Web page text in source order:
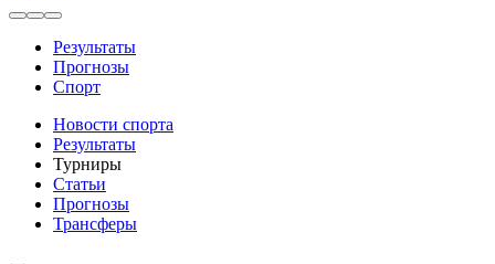
Результаты
Прогнозы
Спорт
Новости спорта
Результаты
Турниры
Статьи
Прогнозы
Трансферы